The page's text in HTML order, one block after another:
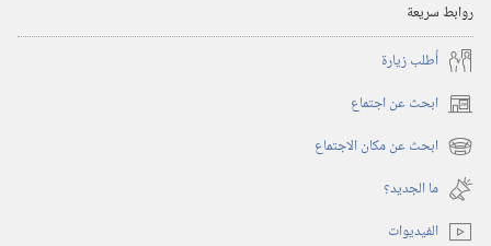
روابط سريعة
أُطلب زيارة
ابحث عن اجتماع (يفتح
نافذة ابحث عن مكان الاجتماع (يفتح
نافذة
جديدة)
ما الجديد؟‏
الفيديوات